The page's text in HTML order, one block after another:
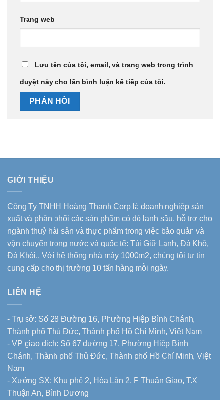
Trang web
Lưu tên của tôi, email, và trang web trong trình
duyệt này cho lần bình luận kế tiếp của tôi.
GIỚI THIỆU
Công Ty TNHH Hoàng Thanh Corp là doanh nghiệp sản
xuất và phân phối các sản phẩm có độ lạnh sâu, hỗ trợ cho
ngành thuỷ hải sản và thực phẩm trong việc bảo quản và
vận chuyển trong nước và quốc tế: Túi Giữ Lạnh, Đá Khô,
Đá Khói.. Với hệ thống nhà máy 1000m2, chúng tôi tự tin
cung cấp cho thị trường 10 tấn hàng mỗi ngày.
LIÊN HỆ
- Trụ sở: Số 28 Đường 16, Phường Hiệp Bình Chánh,
Thành phố Thủ Đức, Thành phố Hồ Chí Minh, Việt Nam
- VP giao dịch: Số 67 đường 17, Phường Hiệp Bình
Chánh, Thành phố Thủ Đức, Thành phố Hồ Chí Minh, Việt
Nam
- Xưởng SX: Khu phố 2, Hòa Lân 2, P Thuận Giao, T.X
Thuận An, Bình Dương